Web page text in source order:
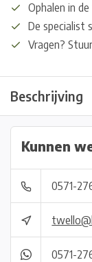
Ophalen in
De specialist
Vragen?
Beschrijving
Kunnen
0571-
0571-